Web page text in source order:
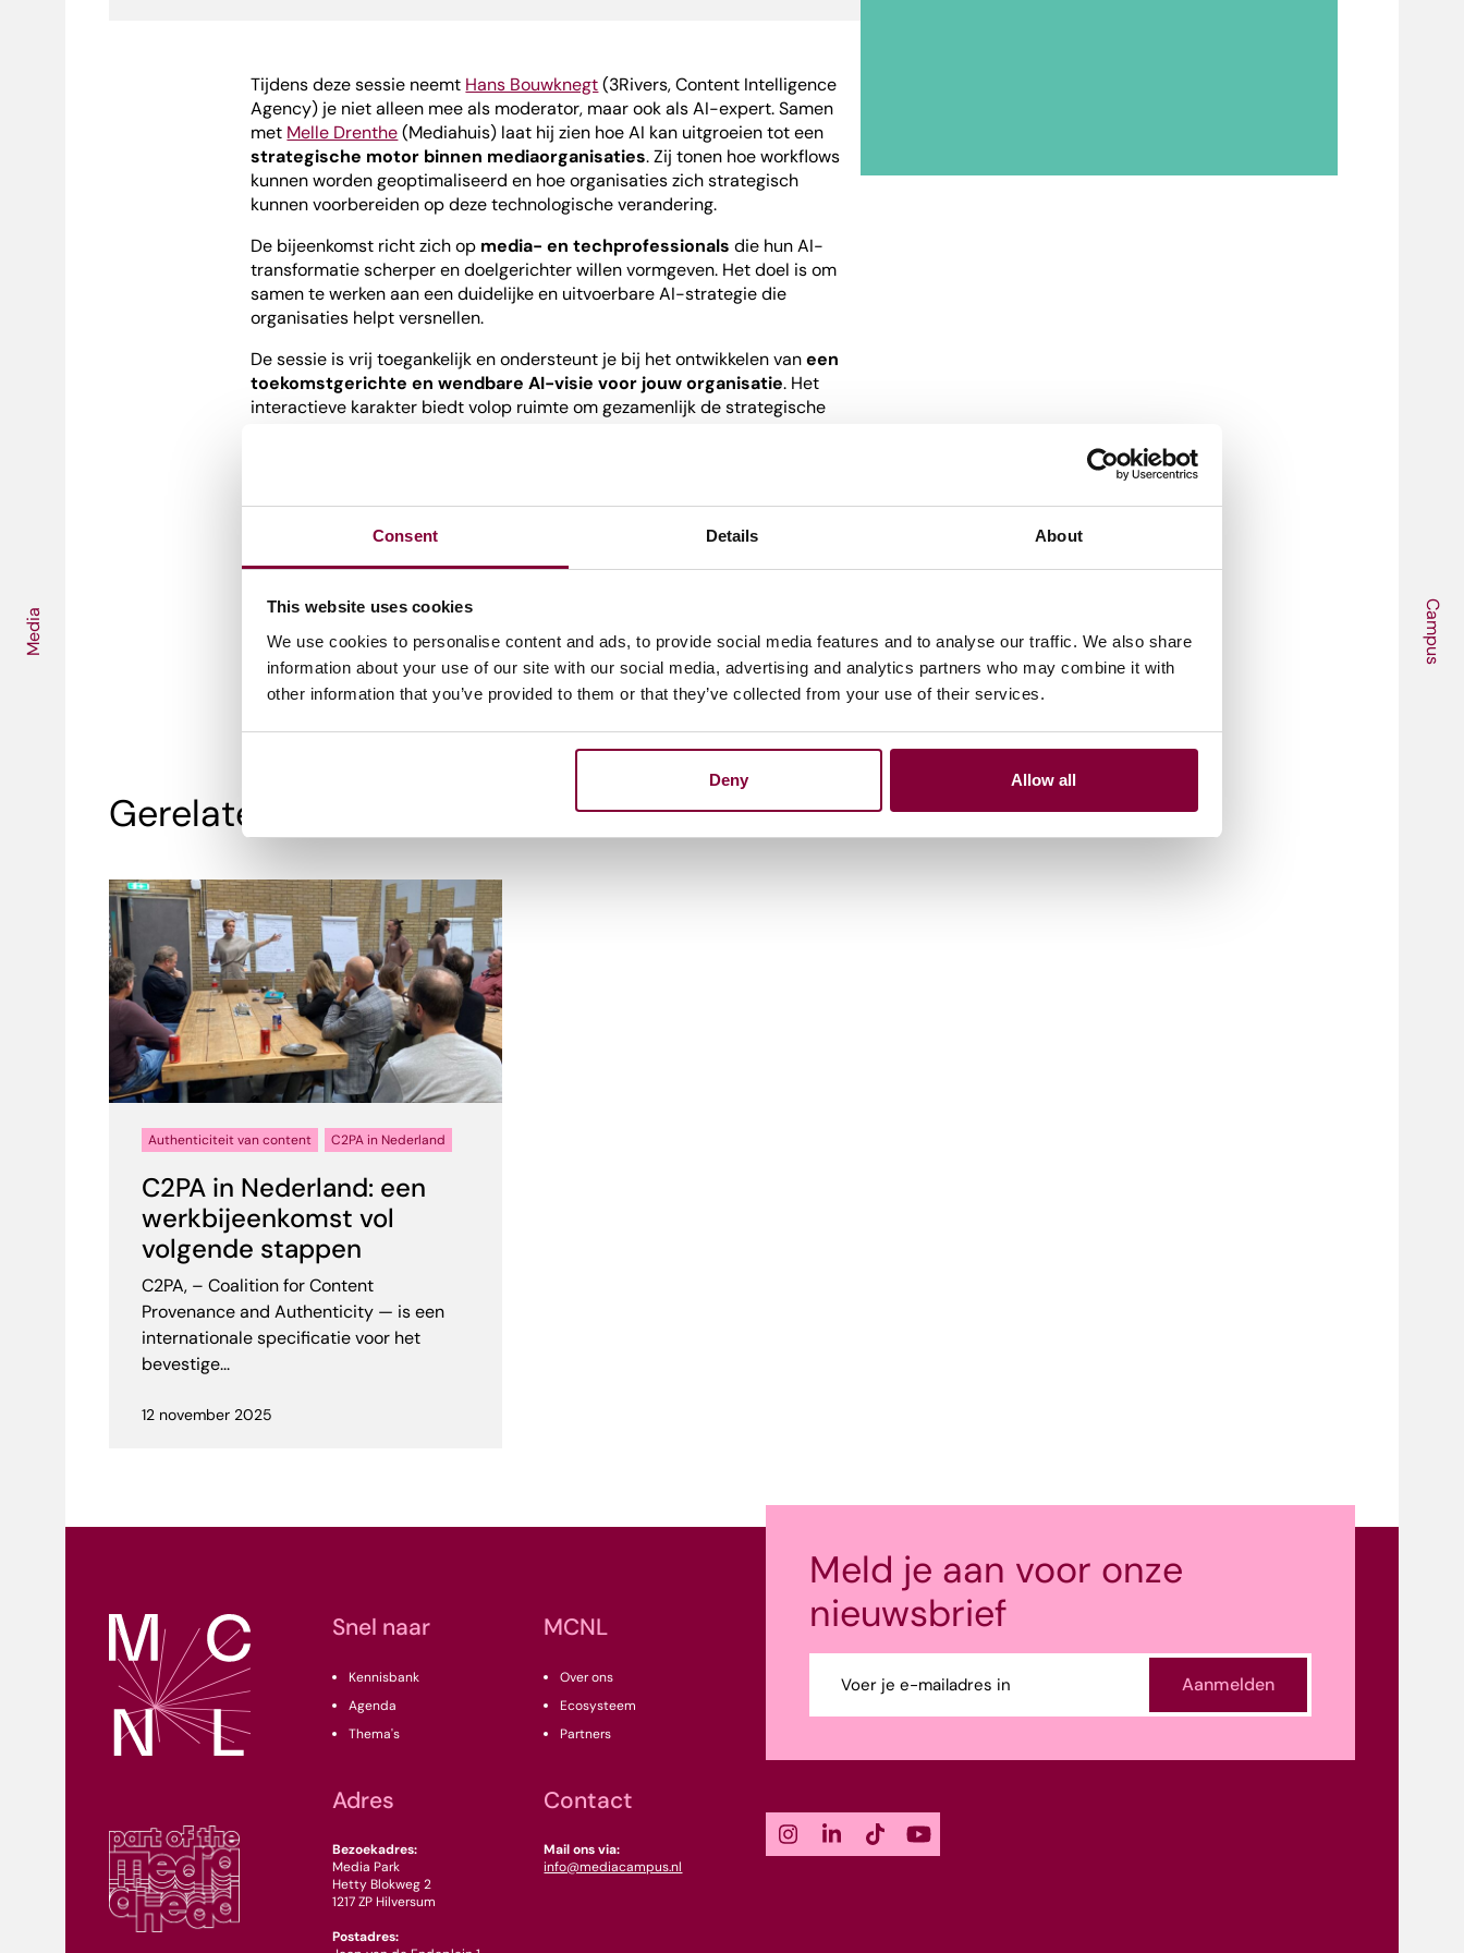
Consent Details About
This website uses cookies
We use cookies to personalise content and ads, to provide social media features and to analyse our traffic. We also share
information about your use of our site with our social media, advertising and analytics partners who may combine it with
other information that you’ve provided to them or that they’ve collected from your use of their services.
Deny Allow all
Media Campus
Tijdens deze sessie neemt Hans Bouwknegt(3Rivers, Content Intelligence
Agency) je niet alleen mee als moderator, maar ook als AI-expert. Samen
met Melle Drenthe(Mediahuis) laat hij zien hoe AI kan uitgroeien tot een
strategische motor binnen mediaorganisaties. Zij tonen hoe workflows
kunnen worden geoptimaliseerd en hoe organisaties zich strategisch
kunnen voorbereiden op deze technologische verandering.
De bijeenkomst richt zich op media- en techprofessionals die hun AI-
transformatie scherper en doelgerichter willen vormgeven. Het doel is om
samen te werken aan een duidelijke en uitvoerbare AI-strategie die
organisaties helpt versnellen.
De sessie is vrij toegankelijk en ondersteunt je bij het ontwikkelen vaneen
toekomstgerichte en wendbare AI-visie voor jouw organisatie. Het
interactieve karakter biedt volop ruimte om gezamenlijk de strategische
manon.vanderknaap@mediacampus.nl met een korte motivatie.
Gerelateerde artikelen
Authenticiteit van content C2PA in Nederland
C2PA in Nederland: een
werkbijeenkomst vol
volgende stappen
C2PA, – Coalition for Content
Provenance and Authenticity — is een
internationale specificatie voor het
bevestige...
12 november 2025
Snel naar
Kennisbank
Agenda
Thema's
MCNL
Over ons
Ecosysteem
Partners
Adres
Bezoekadres:
Media Park
Hetty Blokweg 2
1217 ZP Hilversum
Postadres:
Contact
Mail ons via:
info@mediacampus.nl
Meld je aan voor onze
nieuwsbrief
mailadres
(Vereist)